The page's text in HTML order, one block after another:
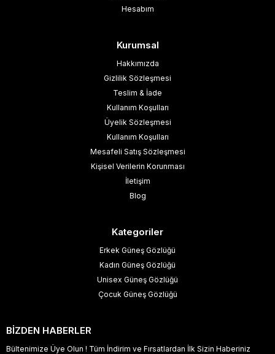
Hesabım
Kurumsal
Hakkımızda
Gizlilik Sözleşmesi
Teslim & İade
Kullanım Koşulları
Üyelik Sözleşmesi
Kullanım Koşulları
Mesafeli Satış Sözleşmesi
Kişisel Verilerin Korunması
İletişim
Blog
Kategoriler
Erkek Güneş Gözlüğü
Kadın Güneş Gözlüğü
Unisex Güneş Gözlüğü
Çocuk Güneş Gözlüğü
BİZDEN HABERLER
Bültenimize Üye Olun ! Tüm İndirim ve Fırsatlardan İlk Sizin Haberiniz